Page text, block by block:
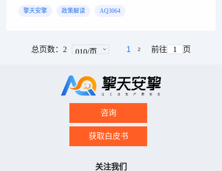
产”建设规范 第3部分：人员定位》，并将于2026年7月1
擎天安擎 政策解读 AQ3064
总页数： 2 1 2 前往 页
咨询
获取白皮书
关注我们